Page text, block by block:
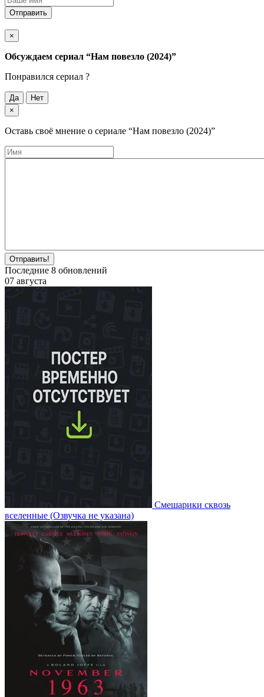
Отправить
×
Обсуждаем cериал “Нам повезло (2024)”
Понравился cериал ?
Да
Нет
×
Оставь своё мнение о cериале “Нам повезло (2024)”
Отправить!
Последние 8 обновлений
07 августа
Смешарики сквозь
вселенные (Озвучка не указана)